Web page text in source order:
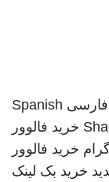
فارسی Spanish
خرید فالوور
خرید فالوور
خرید بک لینک